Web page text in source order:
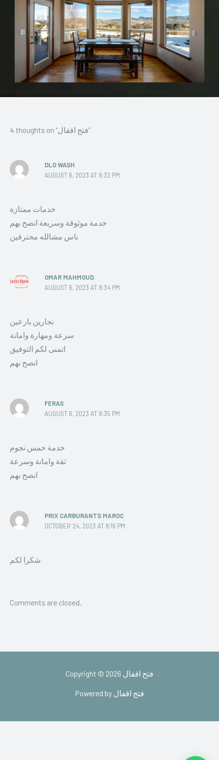
4 thoughts on “فتح اقفال”
DLO WASH
AUGUST 6, 2023 AT 8:32 PM
خدمات ممتازة
خدمة موثوقة وسريعة انصح بهم
ناس مشالله محترفين
OMAR MAHMOUD
AUGUST 6, 2023 AT 8:34 PM
نجارين بارعين
سرعة ومهارة وامانة
اتمنى لكم التوفيق
انصح بهم
FERAS
AUGUST 6, 2023 AT 8:35 PM
خدمة خمس نجوم
ثقة وامانة وسرعة
انصح بهم
PRIX CARBURANTS MAROC
OCTOBER 24, 2023 AT 8:16 PM
شكرا لكم
Comments are closed.
Copyright © 2026 فتح اقفال
Powered by فتح اقفال